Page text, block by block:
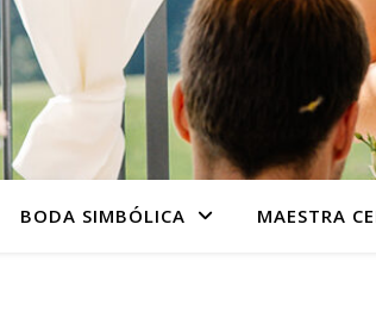
BODA SIMBÓLICA MAESTRA